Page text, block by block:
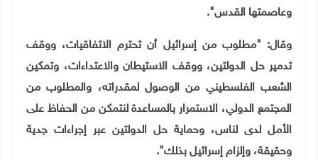
وعاصمتها القدس".
وقال: "مطلوب من إسرائيل أن تحترم الاتفاقيات، ووقف
تدمير حل الدولتين، ووقف الاستيطان والاعتداءات، وتمكين
الشعب الفلسطيني من الوصول لمقدراته، والمطلوب من
المجتمع الدولي، الاستمرار بالمساعدة لنتمكن من الحفاظ على
الأمل لدى لناس، وحماية حل الدولتين عبر إجراءات جدية
وحقيقة، وإلزام إسرائيل بذلك".